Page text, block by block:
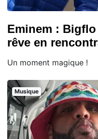
Eminem :
rêve en
Un moment magique !
Musique